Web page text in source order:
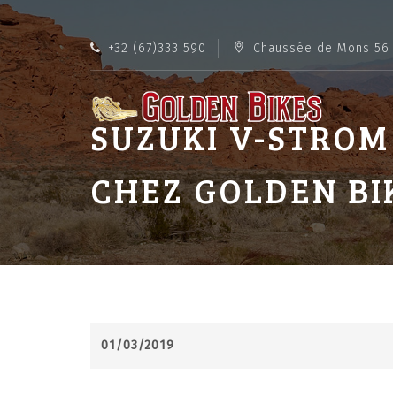
+32 (67)333 590 Chaussée de Mons
SUZUKI V-
CHEZ GOLDEN
01/03/2019